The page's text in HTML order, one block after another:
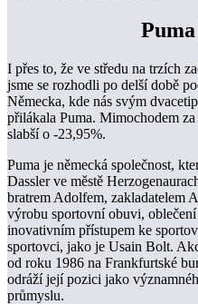
I přes to, že ve středu na trzích
jsme se rozhodli po delší době
Německa, kde nás svým
přilákala Puma. Mimochodem
slabší o -23,95%.
Puma je německá společnost,
Dassler ve městě
bratrem Adolfem, zakladatelem
výrobu sportovní obuvi,
inovativním přístupem ke
sportovci, jako je Usain Bolt.
od roku 1986 na Frankfurtské
odráží její pozici jako
průmyslu.